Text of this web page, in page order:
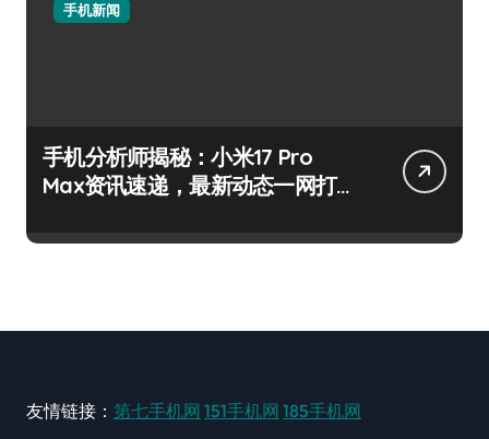
手机新闻
手机分析师揭秘：小米17 Pro
Max资讯速递，最新动态一网打
友情链接： 第七手机网 151手机网 185手机网